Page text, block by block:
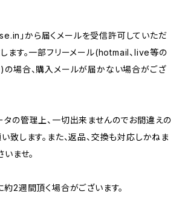
」から届くメールを受信許可していただ
ます。一部フリーメール(hotmail、live等の
場合、購入メールが届かない場合がござ
の管理上、一切出来ませんのでお間違えの
致します。また、返品、交換も対応しかねま
ませ。
2週間頂く場合がございます。